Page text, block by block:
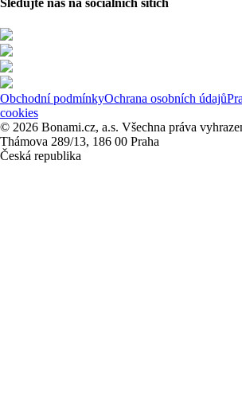
Sledujte nás na sociálních sítích
Obchodní podmínkyOchrana osobních údajů
cookies
© 2026 Bonami.cz, a.s. Všechna práva
Thámova 289/13, 186 00 Praha
Česká republika